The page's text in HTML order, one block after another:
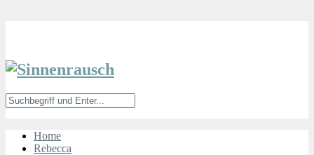
Home
Rebecca